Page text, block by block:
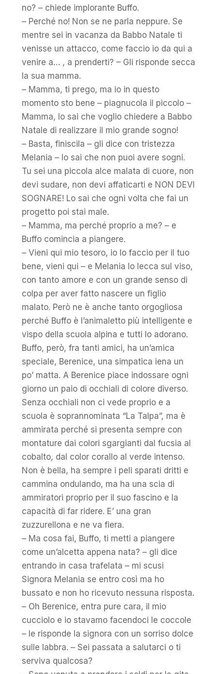
no? – chiede implorante Buffo.
– Perché no! Non se ne parla neppure. Se
mentre sei in vacanza da Babbo Natale ti
venisse un attacco, come faccio io da qui a
venire a… , a prenderti? – Gli risponde secca
la sua mamma.
– Mamma, ti prego, ma io in questo
momento sto bene – piagnucola il piccolo –
Mamma, lo sai che voglio chiedere a Babbo
Natale di realizzare il mio grande sogno!
– Basta, finiscila – gli dice con tristezza
Melania – lo sai che non puoi avere sogni.
Tu sei una piccola alce malata di cuore, non
devi sudare, non devi affaticarti e NON DEVI
SOGNARE! Lo sai che ogni volta che fai un
progetto poi stai male.
– Mamma, ma perché proprio a me? – e
Buffo comincia a piangere.
– Vieni qui mio tesoro, io lo faccio per il tuo
bene, vieni qui – e Melania lo lecca sul viso,
con tanto amore e con un grande senso di
colpa per aver fatto nascere un figlio
malato. Però ne è anche tanto orgogliosa
perché Buffo è l’animaletto più intelligente e
vispo della scuola alpina e tutti lo adorano.
Buffo, però, fra tanti amici, ha un’amica
speciale, Berenice, una simpatica iena un
po’ matta. A Berenice piace indossare ogni
giorno un paio di occhiali di colore diverso.
Senza occhiali non ci vede proprio e a
scuola è soprannominata “La Talpa”, ma è
ammirata perché si presenta sempre con
montature dai colori sgargianti dal fucsia al
cobalto, dal color corallo al verde intenso.
Non è bella, ha sempre i peli sparati dritti e
cammina ondulando, ma ha una scia di
ammiratori proprio per il suo fascino e la
capacità di far ridere. E’ una gran
zuzzurellona e ne va fiera.
– Ma cosa fai, Buffo, ti metti a piangere
come un’alcetta appena nata? – gli dice
entrando in casa trafelata – mi scusi
Signora Melania se entro così ma ho
bussato e non ho ricevuto nessuna risposta.
– Oh Berenice, entra pure cara, il mio
cucciolo e io stavamo facendoci le coccole
– le risponde la signora con un sorriso dolce
sulle labbra. – Sei passata a salutarci o ti
serviva qualcosa?